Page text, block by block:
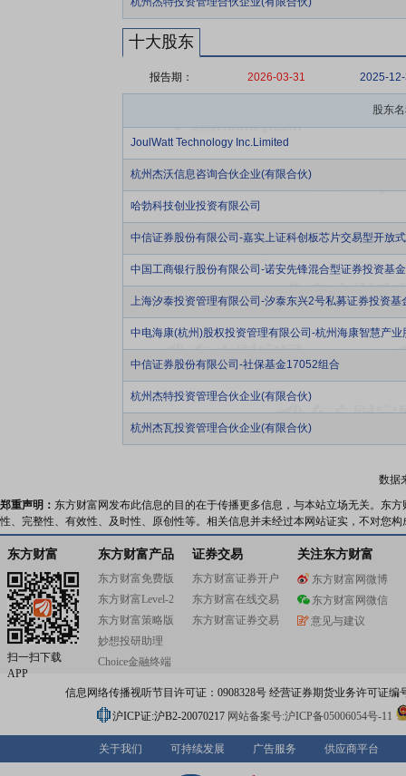
十大股东
报告期： 2026-03-31 2025-
股东
JoulWatt Technology Inc.Limited
杭州杰沃信息咨询合伙企业(有限合伙)
哈勃科技创业投资有限公司
中信证券股份有限公司-嘉实上证科创板芯片交易型开放
中国工商银行股份有限公司-诺安先锋混合型证券投资基金
上海汐泰投资管理有限公司-汐泰东兴2号私募证券投资基
中电海康(杭州)股权投资管理有限公司-杭州海康智慧产
中信证券股份有限公司-社保基金17052组合
杭州杰特投资管理合伙企业(有限合伙)
杭州杰瓦投资管理合伙企业(有限合伙)
数据
郑重声明： 东方财富网发布此信息的目的在于传播更多信息，与本站立场无关。东
性、完整性、有效性、及时性、原创性等。相关信息并未经过本网站证实，不对您
东方财富
扫一扫下载
APP
东方财富产品
东方财富免费版
东方财富Level-2
东方财富策略版
妙想投研助理
Choice金融终端
证券交易
东方财富证券开户
东方财富在线交易
东方财富证券交易
关注东方财富
东方财富网微博
东方财富网微信
意见与建议
信息网络传播视听节目许可证：0908328号 经营证券期货业务许可证编
沪ICP证:沪B2-20070217 网站备案号:沪ICP备05006054号-11
关于我们 可持续发展 广告服务 供应商平台